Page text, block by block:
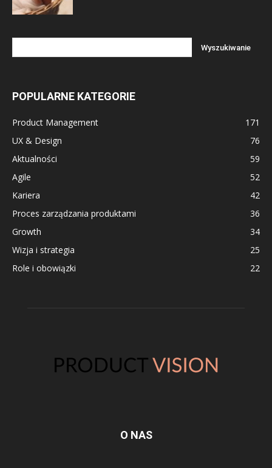
POPULARNE KATEGORIE
Product Management
171
UX & Design
76
Aktualności
59
Agile
52
Kariera
42
Proces zarządzania produktami
36
Growth
34
Wizja i strategia
25
Role i obowiązki
22
O NAS